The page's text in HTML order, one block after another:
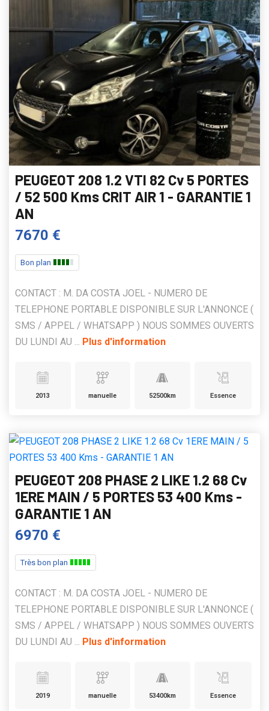
PEUGEOT 208 1.2 VTI 82 Cv 5 PORTES
/ 52 500 Kms CRIT AIR 1 - GARANTIE 1
AN
7670 €
Bon plan
CONTACT : M. DA COSTA JOEL - NUMERO DE
TELEPHONE PORTABLE DISPONIBLE SUR L'ANNONCE (
SMS / APPEL / WHATSAPP ) NOUS SOMMES OUVERTS
DU LUNDI AU ... Plus d'information
2013 manuelle 52500km Essence
PEUGEOT 208 PHASE 2 LIKE 1.2 68 Cv
1ERE MAIN / 5 PORTES 53 400 Kms -
GARANTIE 1 AN
6970 €
Très bon plan
CONTACT : M. DA COSTA JOEL - NUMERO DE
TELEPHONE PORTABLE DISPONIBLE SUR L'ANNONCE (
SMS / APPEL / WHATSAPP ) NOUS SOMMES OUVERTS
DU LUNDI AU ... Plus d'information
2019 manuelle 53400km Essence